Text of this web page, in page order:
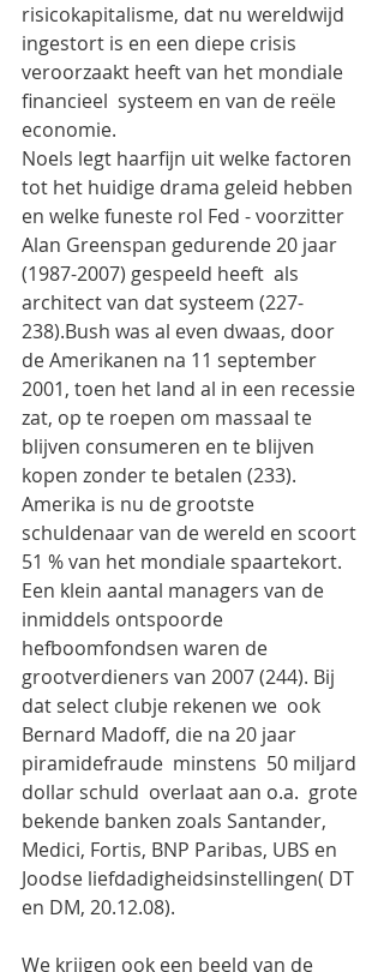
risicokapitalisme, dat nu wereldwijd
ingestort is en een diepe crisis
veroorzaakt heeft van het mondiale
financieel  systeem en van de reële
economie.
Noels legt haarfijn uit welke factoren
tot het huidige drama geleid hebben
en welke funeste rol Fed - voorzitter
Alan Greenspan gedurende 20 jaar
(1987-2007) gespeeld heeft  als
architect van dat systeem (227-
238).Bush was al even dwaas, door
de Amerikanen na 11 september
2001, toen het land al in een recessie
zat, op te roepen om massaal te
blijven consumeren en te blijven
kopen zonder te betalen (233).
Amerika is nu de grootste
schuldenaar van de wereld en scoort
51 % van het mondiale spaartekort.
Een klein aantal managers van de
inmiddels ontspoorde
hefboomfondsen waren de
grootverdieners van 2007 (244). Bij
dat select clubje rekenen we  ook
Bernard Madoff, die na 20 jaar
piramidefraude  minstens  50 miljard
dollar schuld  overlaat aan o.a.  grote
bekende banken zoals Santander,
Medici, Fortis, BNP Paribas, UBS en
Joodse liefdadigheidsinstellingen( DT
en DM, 20.12.08).
We krijgen ook een beeld van de